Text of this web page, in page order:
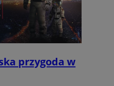
przygoda w